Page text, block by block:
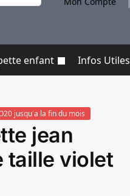
enfant Infos Utiles
jusqu'a la fin du mois
jean
taille violet